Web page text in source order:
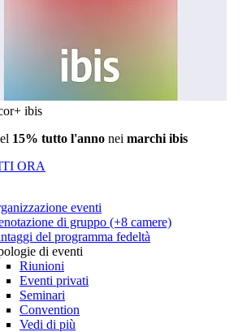
ibis
15% tutto l'anno nei marchi ibis
ORA
eventi
di gruppo (+8 camere)
del programma fedeltà
di eventi
Riunioni
Eventi privati
Seminari
Convention
Vedi di più